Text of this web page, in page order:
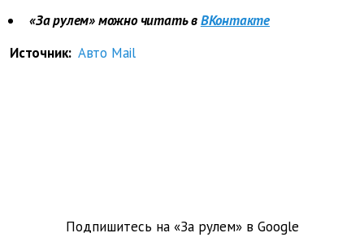
«За рулем» можно читать вВКонтакте
Источник: Авто Mail
Подпишитесь на «За рулем» в Google